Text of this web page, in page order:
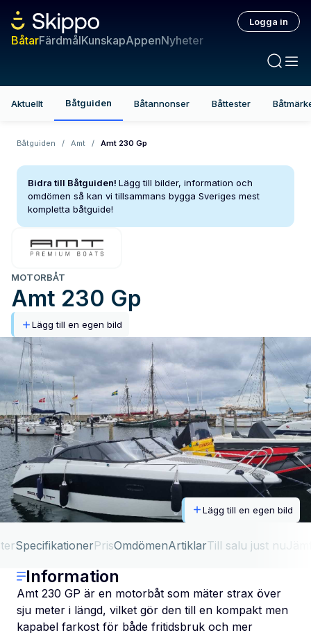
BåtarFärdmålKunskapAppenNyheter
Logga in
Aktuellt Båtguiden Båtannonser Båttester
Båtguiden / Amt / Amt 230 Gp
Bidra till Båtguiden! Lägg till bilder, information och
omdömen så kan vi tillsammans bygga Sveriges mest
kompletta båtguide!
MOTORBÅT
Amt 230 Gp
Lägg till en egen bild
Lägg till en egen bild
SpecifikationerPrisOmdömenArtiklarTill salu just nu
Information
Amt 230 GP är en motorbåt som mäter strax över
sju meter i längd, vilket gör den till en kompakt men
kapabel farkost för både fritidsbruk och mer